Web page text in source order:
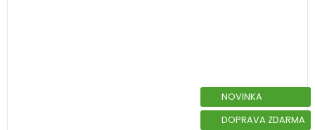
NOVINKA
DOPRAVA ZDARMA